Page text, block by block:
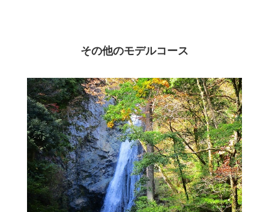
その他のモデルコース